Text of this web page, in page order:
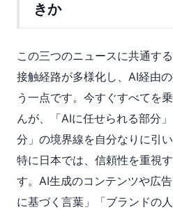
きか
この三つのニュースに共通す
接触経路が多様化し、AI経由
う一点です。今すぐすべてを
んが、「AIに任せられる部分
分」の境界線を自分なりに引
特に日本では、信頼性を重視
す。AI生成のコンテンツや広
に基づく言葉」「ブランドの